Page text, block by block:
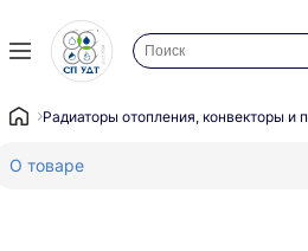
Радиаторы отопления, конвекторы и
О товаре